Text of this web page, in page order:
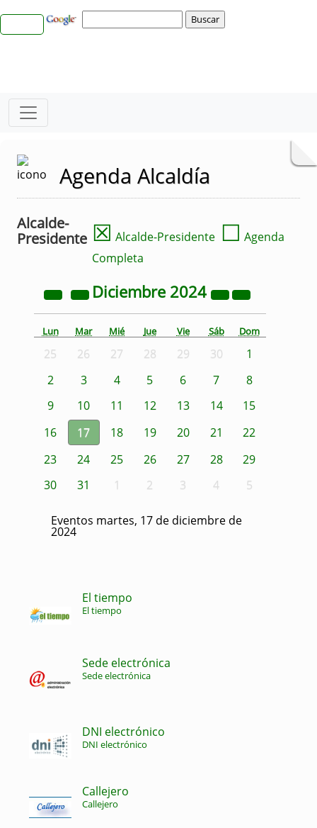
Agenda Alcaldía
Alcalde-
Presidente ☒ Alcalde-Presidente ☐ Agenda
Completa
Diciembre 2024
Lun Mar Mié Jue Vie Sáb Dom
25 26 27 28 29 30
1
2
3 4 5 6 7
8
9
10 11 12 13 14
15
16
17 18 19 20 21
22
23
24 25 26 27 28
29
30
31 1 2 3 4 5
Eventos martes, 17 de diciembre de
2024
El tiempo
El tiempo
Sede electrónica
Sede electrónica
DNI electrónico
DNI electrónico
Callejero
Callejero